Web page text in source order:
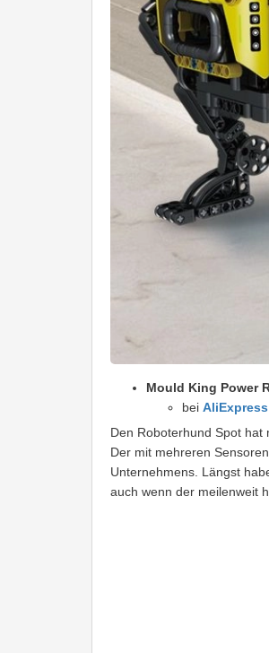
Mould King Power
bei
Den Roboterhund Spot
Der mit mehreren
Unternehmens. Längst
auch wenn der meilenweit